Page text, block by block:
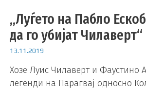
„Луѓето на Пабло
да го убијат Чилаверт“
13.11.2019
Хозе Луис Чилаверт и Фаустино
легенди на Парагвај односно